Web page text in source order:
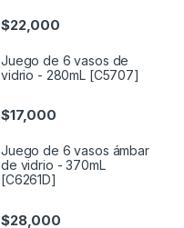
$22,000
Juego de 6 vasos de
vidrio - 280mL [C5707]
$17,000
Juego de 6 vasos ámbar
de vidrio - 370mL
[C6261D]
$28,000